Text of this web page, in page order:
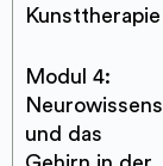
Kunsttherapie
Modul 4:
und das